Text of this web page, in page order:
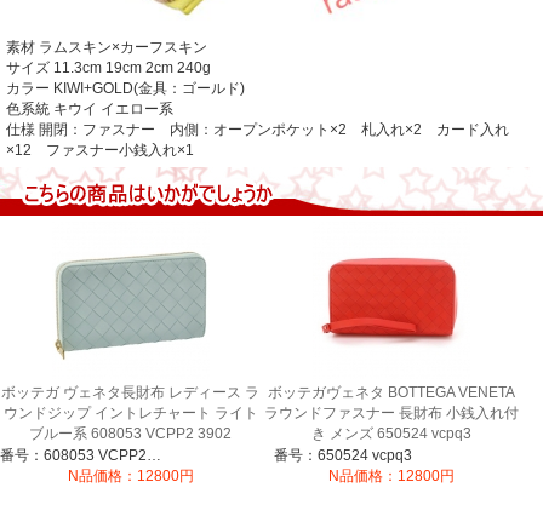
素材 ラムスキン×カーフスキン
サイズ 11.3cm 19cm 2cm 240g
カラー KIWI+GOLD(金具：ゴールド)
色系統 キウイ イエロー系
仕様 開閉：ファスナー 内側：オープンポケット×2 札入れ×2 カード入れ
×12 ファスナー小銭入れ×1
ボッテガ ヴェネタ長財布 レディース ラ
ウンドジップ イントレチャート ライト
ブルー系 608053 VCPP2 3902
番号：608053 VCPP2 3902
N品価格：12800円
ボッテガヴェネタ BOTTEGA VENETA
ラウンドファスナー 長財布 小銭入れ付
き メンズ 650524 vcpq3
番号：650524 vcpq3
N品価格：12800円